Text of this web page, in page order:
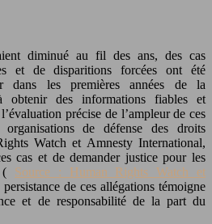
diminué au fil des ans, des cas
et de disparitions forcées ont été
dans les premières années de la
des informations fiables et
précise de l’ampleur de ces
organisations de défense des droits
Watch et Amnesty International,
cas et de demander justice pour les
( Source : Human Rights Watch et
de ces allégations témoigne
et de responsabilité de la part du